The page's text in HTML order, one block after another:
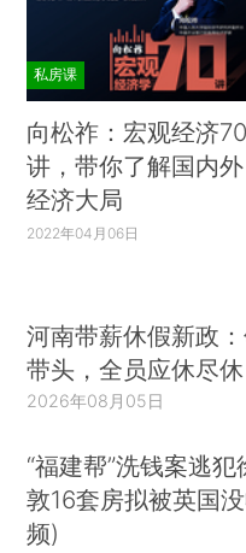
私房课
向松祚：宏观经济70
讲，带你了解国内外
经济大局
2022年04月06日
河南带薪休假新政
带头，全员应休尽休
2026年08月05日
“福建帮”洗钱案逃
敦16套房拟被英国
频)